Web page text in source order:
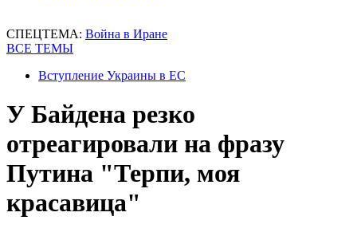
СПЕЦТЕМА: Война в Иране
ВСЕ ТЕМЫ
Вступление Украины в ЕС
У Байдена резко
отреагировали на фразу
Путина "Терпи, моя
красавица"